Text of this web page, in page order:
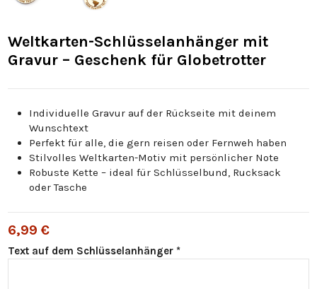
Weltkarten-Schlüsselanhänger mit
Gravur – Geschenk für Globetrotter
Individuelle Gravur auf der Rückseite mit deinem
Wunschtext
Perfekt für alle, die gern reisen oder Fernweh haben
Stilvolles Weltkarten-Motiv mit persönlicher Note
Robuste Kette – ideal für Schlüsselbund, Rucksack
oder Tasche
6,99 €
Text auf dem Schlüsselanhänger *